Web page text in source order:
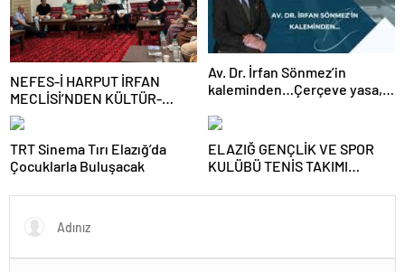
NEFES-İ HARPUT İRFAN
MECLİSİ’NDEN KÜLTÜR-
SANAT BULUŞMASI
Av. Dr. İrfan Sönmez’in
kaleminden…Çerçeve yasa,
TRT Sinema Tırı Elazığ’da
Çocuklarla Buluşacak
ELAZIĞ GENÇLİK VE SPOR
KULÜBÜ TENİS TAKIMI
TAMAMLAYARAK YARI FİNALE